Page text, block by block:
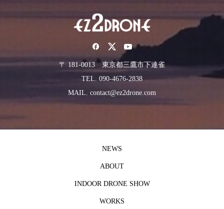
〒 181-0013 東京都三鷹市下連雀
TEL. 090-4676-2838
MAIL. contact@ez2drone.com
NEWS
ABOUT
INDOOR DRONE SHOW
WORKS